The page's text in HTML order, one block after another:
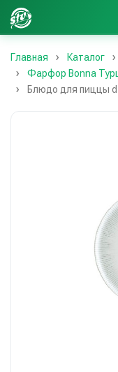
Главная Каталог
Фарфор Bonna
Блюдо для пиццы